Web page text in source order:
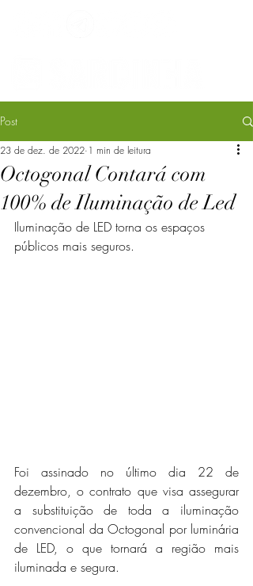
Post
Octogonal Contará com
100% de Iluminação de Led
23 de dez. de 2022 1 min de leitura
Iluminação de LED torna os espaços
públicos mais seguros.
Foi assinado no último dia 22 de
dezembro, o contrato que visa assegurar
a substituição de toda a iluminação
convencional da Octogonal por luminária
de LED, o que tornará a região mais
iluminada e segura.